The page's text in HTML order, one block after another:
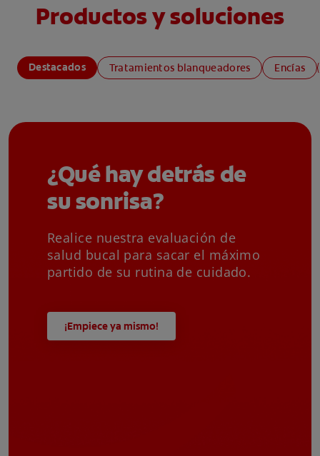
Productos y soluciones
Destacados Tratamientos blanqueadores Encías
¿Qué hay detrás de
su sonrisa?
Realice nuestra evaluación de
salud bucal para sacar el máximo
partido de su rutina de cuidado.
¡Empiece ya mismo!